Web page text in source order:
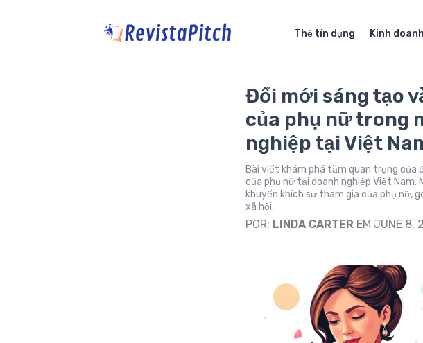
Thẻ tín dụng Kinh doanh
Đổi mới sáng tạo
của phụ nữ trong
nghiệp tại Việt
Bài viết khám phá tầm quan trọng của
của phụ nữ tại doanh nghiệp Việt
khuyến khích sự tham gia của phụ nữ,
xã hội.
POR: LINDA CARTER EM JUNE 8,